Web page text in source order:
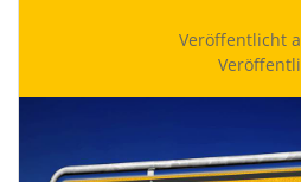
Veröffentlicht